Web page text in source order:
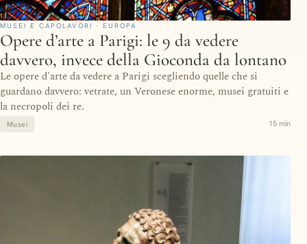
MUSEI E CAPOLAVORI · EUROPA
Opere d’arte a Parigi: le 9 da vedere
davvero, invece della Gioconda da lontano
Le opere d'arte da vedere a Parigi scegliendo quelle che si
guardano davvero: vetrate, un Veronese enorme, musei gratuiti e
la necropoli dei re.
Musei 15 min